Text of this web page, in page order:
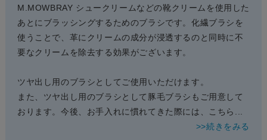
M.MOWBRAY シュークリームなどの靴クリームを使用した
あとにブラッシングするためのブラシです。化繊ブラシを
使うことで、革にクリームの成分が浸透するのと同時に不
要なクリームを除去する効果がございます。
ツヤ出し用のブラシとしてご使用いただけます。
また、ツヤ出し用のブラシとして豚毛ブラシもご用意して
おります。今後、お手入れに慣れてきた際には、こちら
>>続きをみる